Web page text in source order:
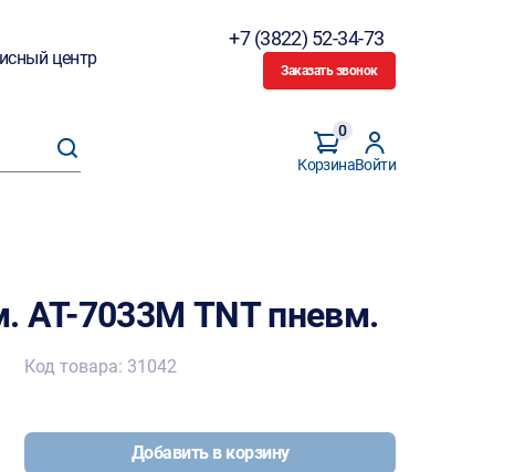
центр
+7 (3822) 52-34-73
Заказать звонок
Корзина
0
Войти
7033М TNT пневм.
Код товара: 31042
Добавить в корзину